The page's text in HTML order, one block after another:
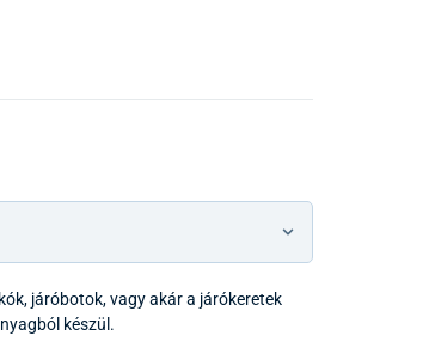
járóbotok, vagy akár a járókeretek
készül.